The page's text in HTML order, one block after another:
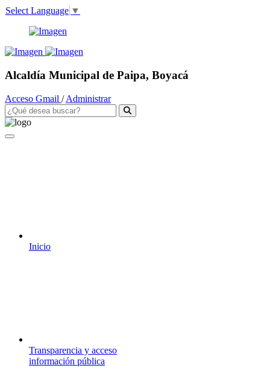
Select Language ▼
Alcaldía Municipal de Paipa, Boyacá
Acceso Gmail /Administrar
Inicio
Transparencia y acceso
información pública